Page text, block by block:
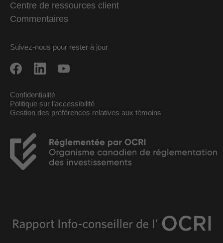
Centre de ressources client
Commentaires
Suivez-nous pour rester à jour
Confidentialité
Politique sur l’accessibilité
Gestion des préférences relatives aux témoins